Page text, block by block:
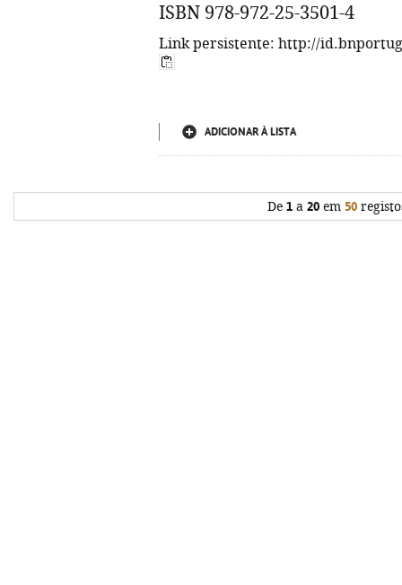
ISBN 978-972-25-3501-4
Link persistente: http://
ADICIONAR À LISTA
De 1a 20em 50